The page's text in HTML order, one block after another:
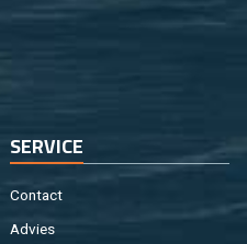
SER­VI­CE
Con­tact
Ad­vies